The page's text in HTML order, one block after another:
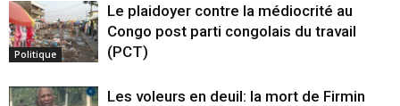
Politique
Le plaidoyer contre la médiocrité au
Congo post parti congolais du travail
(PCT)
Les voleurs en deuil: la mort de Firmin